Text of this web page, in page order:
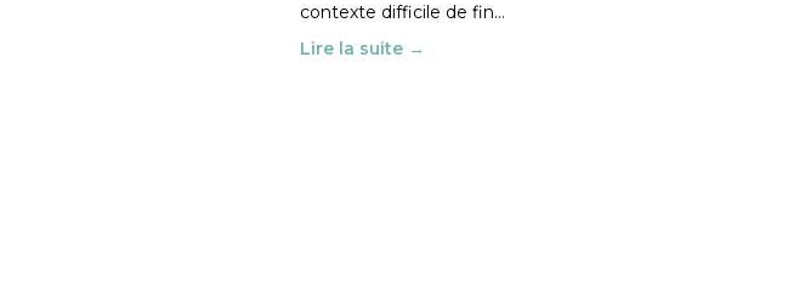
contexte difficile de fin…
Lire la suite →